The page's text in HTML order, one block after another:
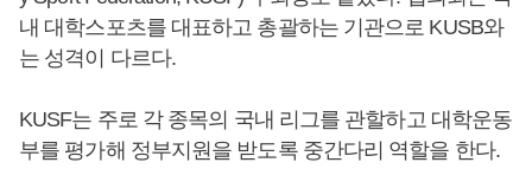
내 대학스포츠를 대표하고 총괄하는 기관으로 KUSB와
는 성격이 다르다.
KUSF는 주로 각 종목의 국내 리그를 관할하고 대학운동
부를 평가해 정부지원을 받도록 중간다리 역할을 한다.